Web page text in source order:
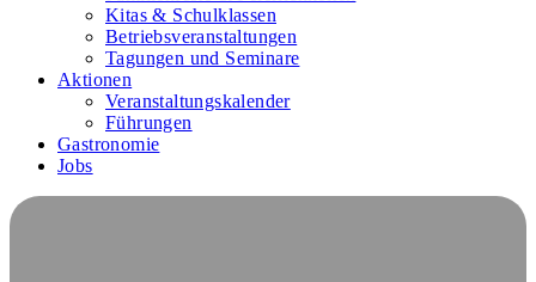
Kitas & Schulklassen
Betriebsveranstaltungen
Tagungen und Seminare
Aktionen
Veranstaltungskalender
Führungen
Gastronomie
Jobs